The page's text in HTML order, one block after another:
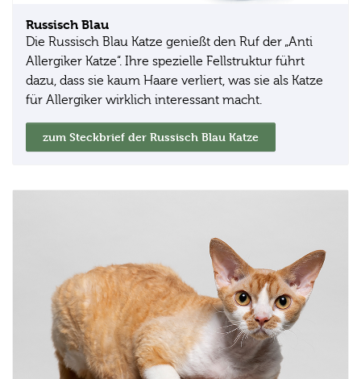
Russisch Blau
Die Russisch Blau Katze genießt den Ruf der „Anti
Allergiker Katze“. Ihre spezielle Fellstruktur führt
dazu, dass sie kaum Haare verliert, was sie als Katze
für Allergiker wirklich interessant macht.
zum Steckbrief der Russisch Blau Katze